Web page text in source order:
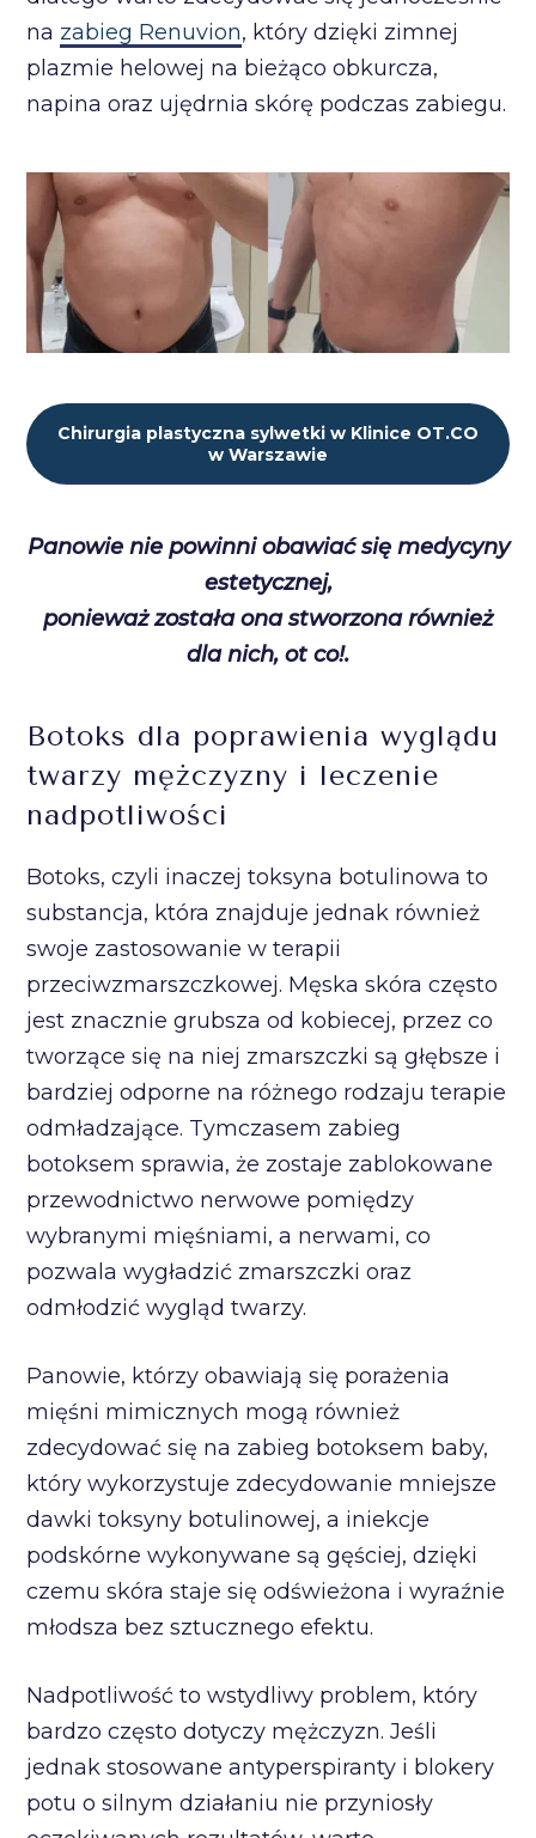
na zabieg Renuvion, który dzięki zimnej
plazmie helowej na bieżąco obkurcza,
napina oraz ujędrnia skórę podczas zabiegu.
Chirurgia plastyczna sylwetki w Klinice OT.CO
w Warszawie
Panowie nie powinni obawiać się medycyny
estetycznej,
ponieważ została ona stworzona również
dla nich, ot co!.
Botoks dla poprawienia wyglądu
twarzy mężczyzny i leczenie
nadpotliwości
Botoks, czyli inaczej toksyna botulinowa to
substancja, która znajduje jednak również
swoje zastosowanie w terapii
przeciwzmarszczkowej. Męska skóra często
jest znacznie grubsza od kobiecej, przez co
tworzące się na niej zmarszczki są głębsze i
bardziej odporne na różnego rodzaju terapie
odmładzające. Tymczasem zabieg
botoksem sprawia, że zostaje zablokowane
przewodnictwo nerwowe pomiędzy
wybranymi mięśniami, a nerwami, co
pozwala wygładzić zmarszczki oraz
odmłodzić wygląd twarzy.
Panowie, którzy obawiają się porażenia
mięśni mimicznych mogą również
zdecydować się na zabieg botoksem baby,
który wykorzystuje zdecydowanie mniejsze
dawki toksyny botulinowej, a iniekcje
podskórne wykonywane są gęściej, dzięki
czemu skóra staje się odświeżona i wyraźnie
młodsza bez sztucznego efektu.
Nadpotliwość to wstydliwy problem, który
bardzo często dotyczy mężczyzn. Jeśli
jednak stosowane antyperspiranty i blokery
potu o silnym działaniu nie przyniosły